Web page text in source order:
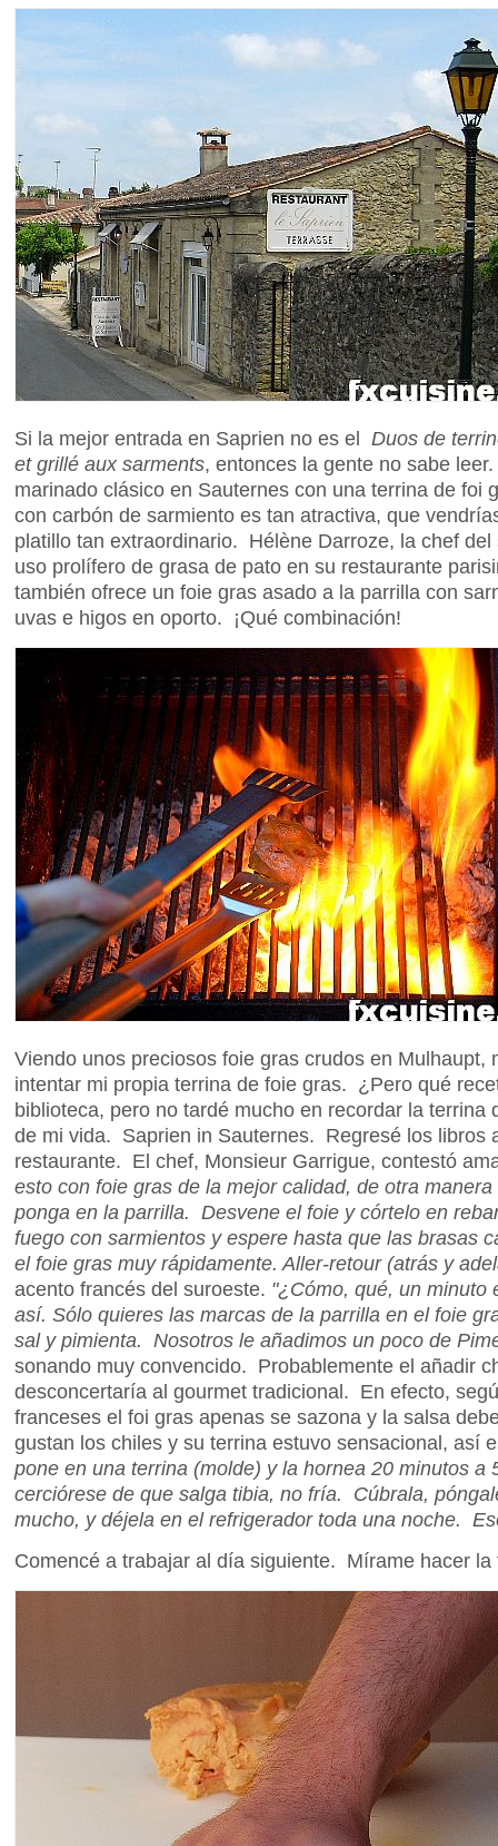
Si la mejor entrada en Saprien no es el Duos de
et grillé aux sarments, entonces la gente no sabe
marinado clásico en Sauternes con una terrina de foi
con carbón de sarmiento es tan atractiva, que
platillo tan extraordinario. Hélène Darroze, la chef
uso prolífero de grasa de pato en su restaurante
también ofrece un foie gras asado a la parrilla con
uvas e higos en oporto. ¡Qué combinación!
Viendo unos preciosos foie gras crudos en Mulhaupt,
intentar mi propia terrina de foie gras. ¿Pero qué
biblioteca, pero no tardé mucho en recordar la terrina
de mi vida. Saprien in Sauternes. Regresé los libros
restaurante. El chef, Monsieur Garrigue, contestó
esto con foie gras de la mejor calidad, de otra
ponga en la parrilla. Desvene el foie y córtelo en
fuego con sarmientos y espere hasta que las brasas
el foie gras muy rápidamente. Aller-retour (atrás y
acento francés del suroeste. "¿Cómo, qué, un minuto
así. Sólo quieres las marcas de la parrilla en el foie
sal y pimienta. Nosotros le añadimos un poco de
sonando muy convencido. Probablemente el añadir
desconcertaría al gourmet tradicional. En efecto,
franceses el foi gras apenas se sazona y la salsa
gustan los chiles y su terrina estuvo sensacional, así
pone en una terrina (molde) y la hornea 20 minutos a
cerciórese de que salga tibia, no fría. Cúbrala,
mucho, y déjela en el refrigerador toda una noche.
Comencé a trabajar al día siguiente. Mírame hacer